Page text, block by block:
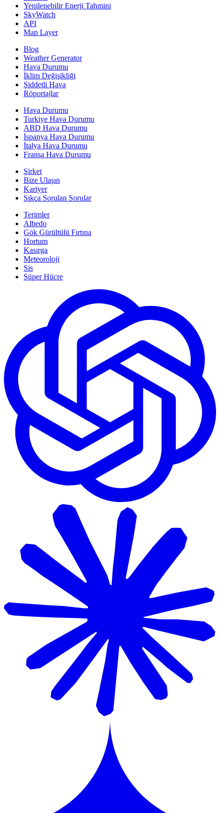
Yenilenebilir Enerji Tahmini
SkyWatch
API
Map Layer
Blog
Weather Generator
Hava Durumu
İklim Değişikliği
Şiddetli Hava
Röportajlar
Hava Durumu
Turkiye Hava Durumu
ABD Hava Durumu
İspanya Hava Durumu
İtalya Hava Durumu
Fransa Hava Durumu
Şirket
Bize Ulaşın
Kariyer
Sıkça Sorulan Sorular
Terimler
Albedo
Gök Gürültülü Fırtına
Hortum
Kasırga
Meteoroloji
Sis
Süper Hücre